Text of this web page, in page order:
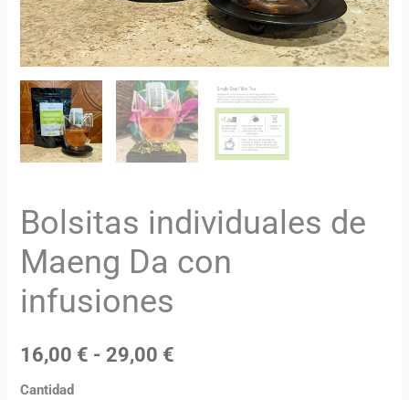
Bolsitas individuales de
Maeng Da con
infusiones
16,00 € - 29,00 €
Cantidad